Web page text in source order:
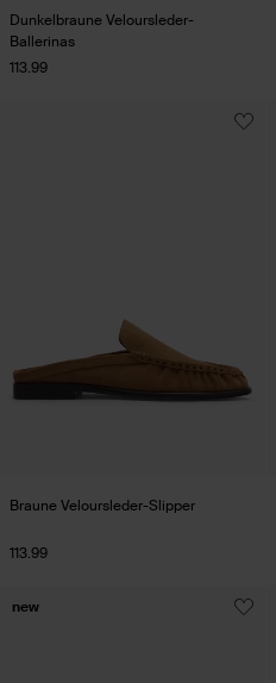
Dunkelbraune Veloursleder-
Ballerinas
113.99
Braune Veloursleder-Slipper
113.99
new